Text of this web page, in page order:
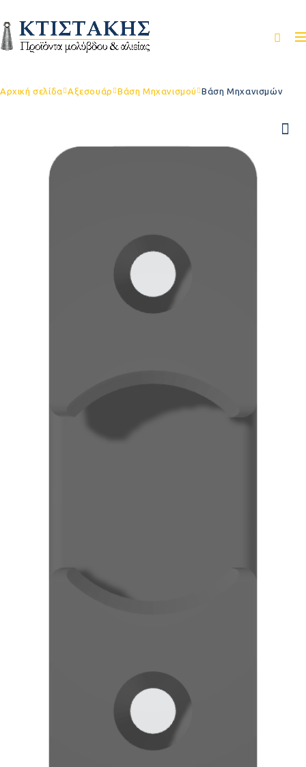
Αρχική σελίδα Αξεσουάρ Βάση Μηχανισμού Βάση Μηχανισμών